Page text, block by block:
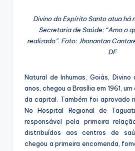
Divino do Espírito Santo atua há
Secretaria de Saúde: “Amo o
realizado”. Foto: Jhonantan
DF
Natural de Inhumas, Goiás, Divino
anos, chegou a Brasília em 1961,
da capital. Também foi aprovado
No Hospital Regional de
responsável pela primeira
distribuídos aos centros de
chegou a primeira encomenda,